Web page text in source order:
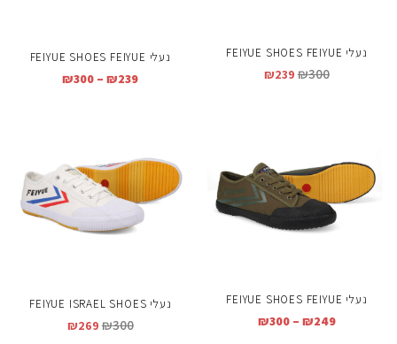
נעלי FEIYUE SHOES FEIYUE
₪300
₪239
נעלי FEIYUE SHOES FEIYUE
₪239
–
₪300
נעלי FEIYUE SHOES FEIYUE
₪249
–
₪300
נעלי FEIYUE ISRAEL SHOES
₪300
₪269